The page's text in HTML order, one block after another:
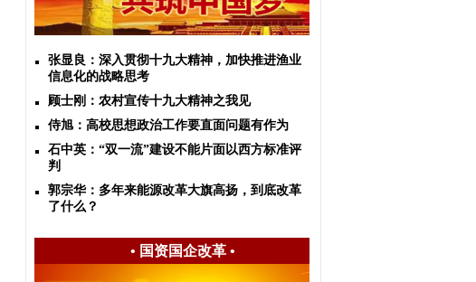
张显良：深入贯彻十九大精神，加快推进渔业
信息化的战略思考
顾士刚：农村宣传十九大精神之我见
侍旭：高校思想政治工作要直面问题有作为
石中英：“双一流”建设不能片面以西方标准评
判
郭宗华：多年来能源改革大旗高扬，到底改革
了什么？
• 国资国企改革•